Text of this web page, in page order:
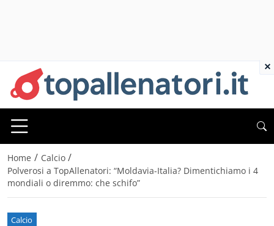
Home / Calcio /
Polverosi a TopAllenatori: “Moldavia-Italia? Dimentichiamo i 4
mondiali o diremmo: che schifo”
Calcio
×